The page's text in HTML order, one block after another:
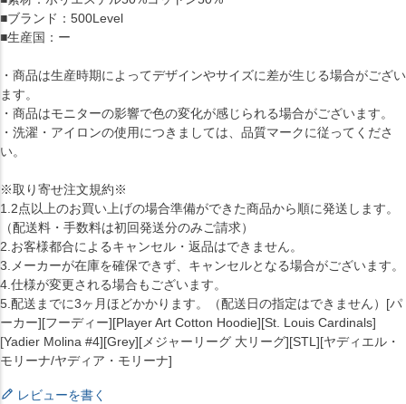
■ブランド：500Level
■生産国：ー
・商品は生産時期によってデザインやサイズに差が生じる場合がござい
ます。
・商品はモニターの影響で色の変化が感じられる場合がございます。
・洗濯・アイロンの使用につきましては、品質マークに従ってくださ
い。
※取り寄せ注文規約※
1.2点以上のお買い上げの場合準備ができた商品から順に発送します。
（配送料・手数料は初回発送分のみご請求）
2.お客様都合によるキャンセル・返品はできません。
3.メーカーが在庫を確保できず、キャンセルとなる場合がございます。
4.仕様が変更される場合もございます。
5.配送までに3ヶ月ほどかかります。（配送日の指定はできません）[パ
ーカー][フーディー][Player Art Cotton Hoodie][St. Louis Cardinals]
[Yadier Molina #4][Grey][メジャーリーグ 大リーグ][STL][ヤディエル・
モリーナ/ヤディア・モリーナ]
レビューを書く